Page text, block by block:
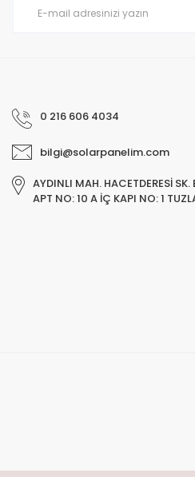
0 216 606 4034
bilgi@solarpanelim.com
AYDINLI MAH. HACETDERESİ SK.
APT NO: 10 A İÇ KAPI NO: 1